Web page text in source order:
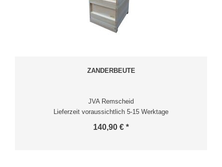
ZANDERBEUTE
JVA Remscheid
Lieferzeit voraussichtlich 5-15 Werktage
140,90 € *